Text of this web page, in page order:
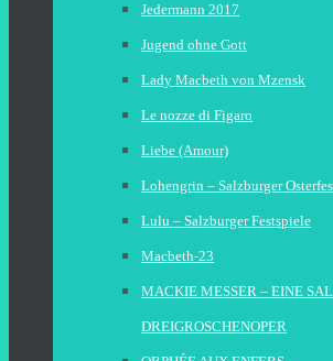
Jedermann 2017
Jugend ohne Gott
Lady Macbeth von Mzensk
Le nozze di Figaro
Liebe (Amour)
Lohengrin – Salzburger
Lulu – Salzburger Festspiele
Macbeth-23
MACKIE MESSER – EINE
DREIGROSCHENOPER